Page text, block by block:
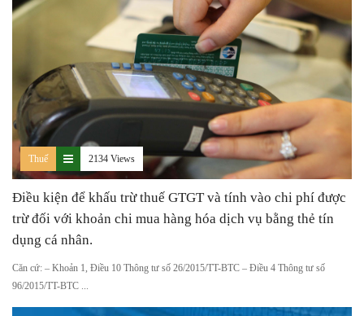
Thuế 2134 Views
Điều kiện để khấu trừ thuế GTGT và tính vào chi phí được
trừ đối với khoản chi mua hàng hóa dịch vụ bằng thẻ tín
dụng cá nhân.
Căn cứ: – Khoản 1, Điều 10 Thông tư số 26/2015/TT-BTC – Điều 4 Thông tư số
96/2015/TT-BTC ...